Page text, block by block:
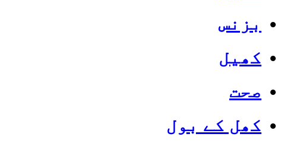
بزنس
کھیل
صحت
کھل کے بول